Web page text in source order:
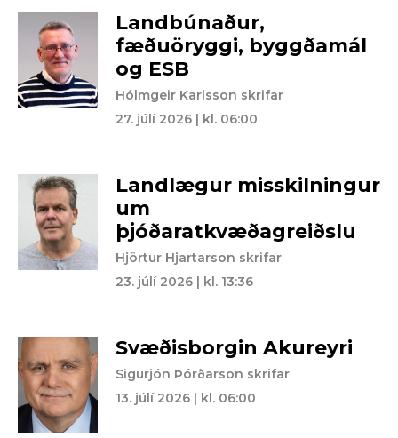
Landbúnaður,
fæðuöryggi, byggðamál
og ESB
Hólmgeir Karlsson skrifar
27. júlí 2026 | kl. 06:00
Landlægur misskilningur
um
þjóðaratkvæðagreiðslu
Hjörtur Hjartarson skrifar
23. júlí 2026 | kl. 13:36
Svæðisborgin Akureyri
Sigurjón Þórðarson skrifar
13. júlí 2026 | kl. 06:00